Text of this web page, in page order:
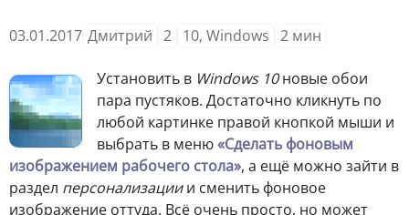
03.01.2017 Дмитрий 2 10, Windows 2 мин
Установить в Windows 10новые обои
пара пустяков. Достаточно кликнуть по
любой картинке правой кнопкой мыши и
выбрать в меню«Сделать фоновым
изображением рабочего стола», а ещё можно зайти в
раздел персонализациии сменить фоновое
изображение оттуда. Всё очень просто, но может